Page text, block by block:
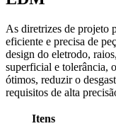
As diretrizes de projeto
eficiente e precisa de
design do eletrodo,
superficial e tolerância,
ótimos, reduzir o
requisitos de alta
Itens